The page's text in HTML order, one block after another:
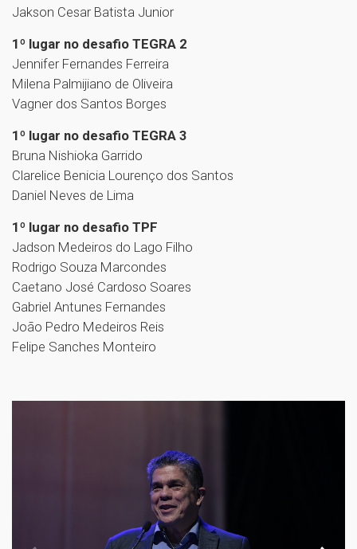
Jakson Cesar Batista Junior
1º lugar no desafio TEGRA 2
Jennifer Fernandes Ferreira
Milena Palmijiano de Oliveira
Vagner dos Santos Borges
1º lugar no desafio TEGRA 3
Bruna Nishioka Garrido
Clarelice Benicia Lourenço dos Santos
Daniel Neves de Lima
1º lugar no desafio TPF
Jadson Medeiros do Lago Filho
Rodrigo Souza Marcondes
Caetano José Cardoso Soares
Gabriel Antunes Fernandes
João Pedro Medeiros Reis
Felipe Sanches Monteiro